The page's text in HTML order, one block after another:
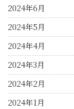
2024年6月
2024年5月
2024年4月
2024年3月
2024年2月
2024年1月